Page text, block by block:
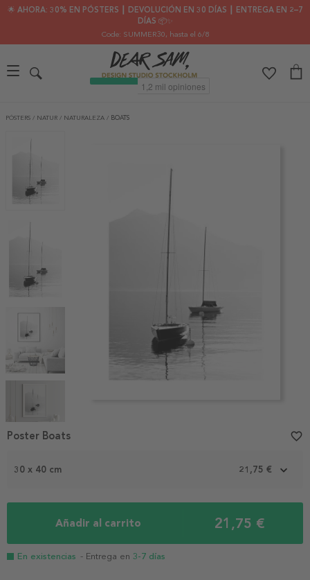
🌟 AHORA: 30% EN PÓSTERS ┃ DEVOLUCIÓN EN 30 DÍAS ┃ ENTREGA EN 2–7
DÍAS 📦✨
Code: SUMMER30, hasta el 6/8
PÓSTERS / NATUR / NATURALEZA / BOATS
1
30 x 40 cm 21,75 €
Añadir al carrito 21,75 €
En existencias - Entrega en 3-7 días
Poster Boats favorite_border